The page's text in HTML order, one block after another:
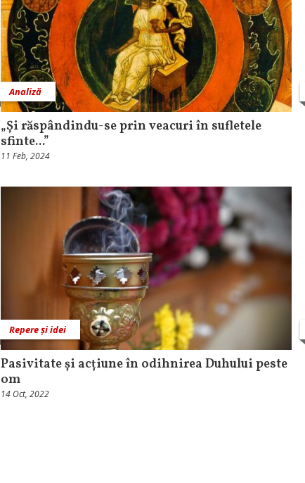
Analiză
„Și răspândindu-se prin veacuri în sufletele
sfinte...”
11 Feb, 2024
Repere și idei
Pasivitate și acțiune în odihnirea Duhului peste
om
14 Oct, 2022